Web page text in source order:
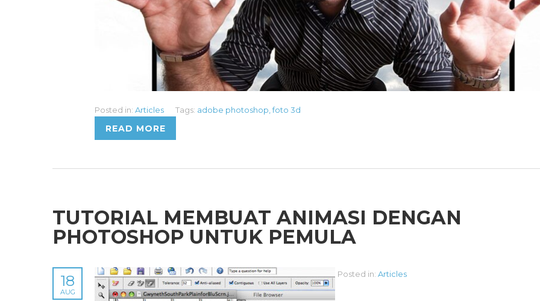
Posted in: Articles Tags: adobe photoshop,foto 3d
READ MORE
TUTORIAL MEMBUAT ANIMASI DENGAN
PHOTOSHOP UNTUK PEMULA
18
AUG
Posted in: Articles